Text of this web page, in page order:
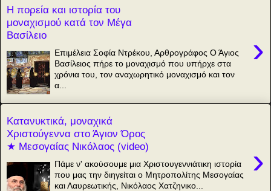
Η πορεία και ιστορία του
μοναχισμού κατά τον Μέγα
Βασίλειο
›
Επιμέλεια Σοφία Ντρέκου, Αρθρογράφος Ο Άγιος
Βασίλειος πήρε το μοναχισμό που υπήρχε στα
χρόνια του, τον αναχωρητικό μοναχισμό και τον
α...
Κατανυκτικά, μοναχικά
Χριστούγεννα στο Άγιον Όρος
★ Μεσογαίας Νικόλαος (video)
›
Πάμε ν' ακούσουμε μια Χριστουγεννιάτικη ιστορία
που μας την διηγείται ο Μητροπολίτης Μεσογαίας
και Λαυρεωτικής, Νικόλαος Χατζηνικο...